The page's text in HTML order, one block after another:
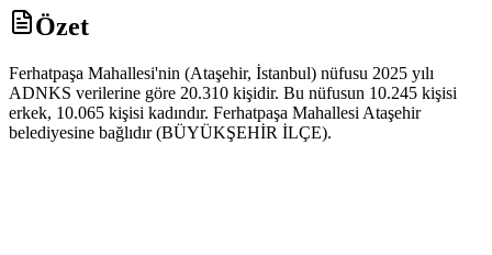
Özet
Ferhatpaşa Mahallesi'nin (Ataşehir, İstanbul) nüfusu 2025 yılı
ADNKS verilerine göre 20.310 kişidir. Bu nüfusun 10.245 kişisi
erkek, 10.065 kişisi kadındır. Ferhatpaşa Mahallesi Ataşehir
belediyesine bağlıdır (BÜYÜKŞEHİR İLÇE).